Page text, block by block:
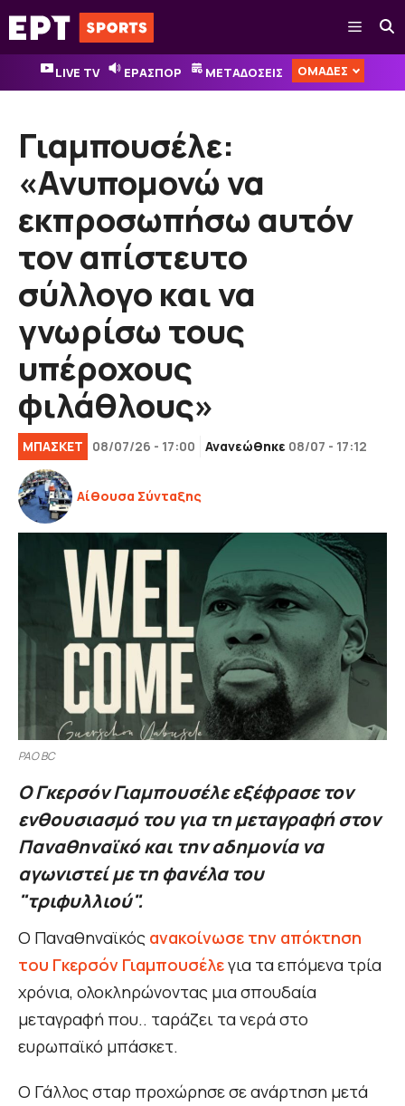
Μετάβαση
σε
περιεχόμενο
Μενού
LIVE TV ΕΡΑΣΠΟΡ ΜΕΤΑΔΟΣΕΙΣ ΟΜΑΔΕΣ
Γιαμπουσέλε:
«Ανυπομονώ να
εκπροσωπήσω αυτόν
τον απίστευτο
σύλλογο και να
γνωρίσω τους
υπέροχους
φιλάθλους»
ΜΠΑΣΚΕΤ 08/07/26 - 17:00 Ανανεώθηκε 08/07 - 17:12
Αίθουσα Σύνταξης
PAO BC
Ο Γκερσόν Γιαμπουσέλε εξέφρασε τον
ενθουσιασμό του για τη μεταγραφή στον
Παναθηναϊκό και την αδημονία να
αγωνιστεί με τη φανέλα του
"τριφυλλιού".
Ο Παναθηναϊκός ανακοίνωσε την απόκτηση
του Γκερσόν Γιαμπουσέλεγια τα επόμενα τρία
χρόνια, ολοκληρώνοντας μια σπουδαία
μεταγραφή που.. ταράζει τα νερά στο
ευρωπαϊκό μπάσκετ.
Ο Γάλλος σταρ προχώρησε σε ανάρτηση μετά